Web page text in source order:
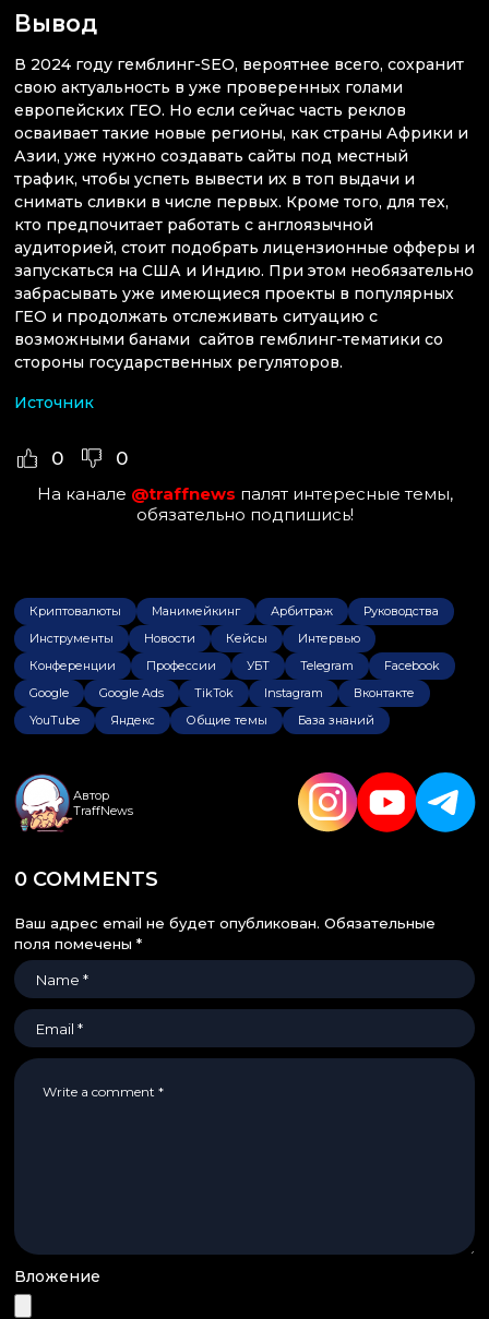
Вывод
В 2024 году гемблинг-SEO, вероятнее всего, сохранит
свою актуальность в уже проверенных голами
европейских ГЕО. Но если сейчас часть реклов
осваивает такие новые регионы, как страны Африки и
Азии, уже нужно создавать сайты под местный
трафик, чтобы успеть вывести их в топ выдачи и
снимать сливки в числе первых. Кроме того, для тех,
кто предпочитает работать с англоязычной
аудиторией, стоит подобрать лицензионные офферы и
запускаться на США и Индию. При этом необязательно
забрасывать уже имеющиеся проекты в популярных
ГЕО и продолжать отслеживать ситуацию с
возможными банами сайтов гемблинг-тематики со
стороны государственных регуляторов.
Источник
0 0
На канале @traffnews палят интересные темы,
обязательно подпишись!
Криптовалюты Манимейкинг Арбитраж
Руководства
Инструменты
Новости Кейсы
Интервью
Конференции
Профессии УБТ Telegram
Facebook
Google
Google Ads TikTok Instagram
Вконтакте
YouTube
Яндекс Общие темы База знаний
Автор
TraffNews
0 COMMENTS
Ваш адрес email не будет опубликован. Обязательные
поля помечены *
Вложение